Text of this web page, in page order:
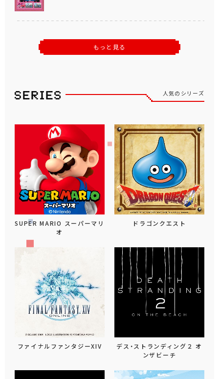
もっと見る
人気のシリーズ
SUPER MARIO スーパーマリ
オ
ドラゴンクエスト
ファイナルファンタジーXIV
デス・ストランディング２ オ
ンザビーチ